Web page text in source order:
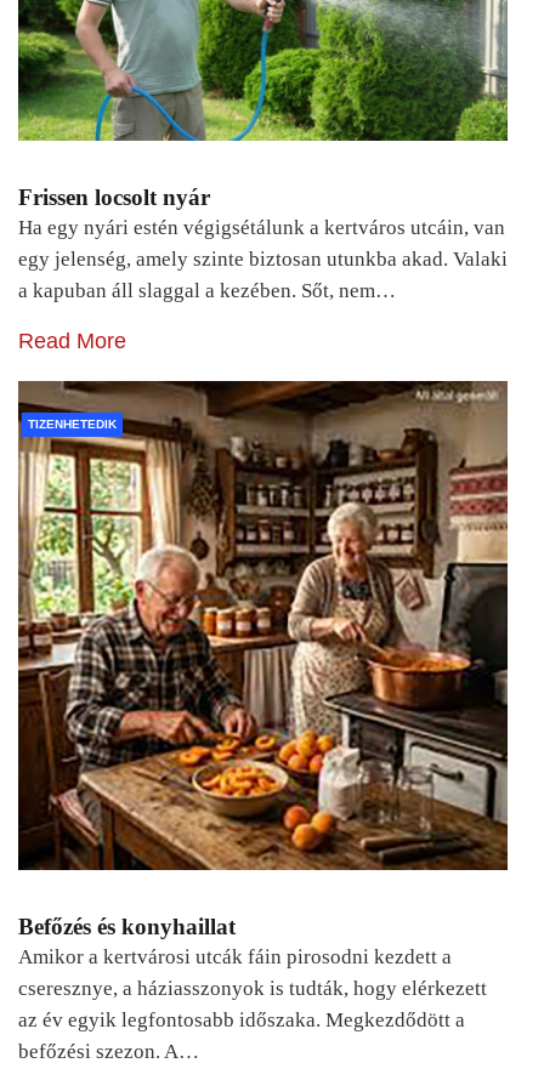
Frissen locsolt nyár
Ha egy nyári estén végigsétálunk a kertváros utcáin, van
egy jelenség, amely szinte biztosan utunkba akad. Valaki
a kapuban áll slaggal a kezében. Sőt, nem…
Read More
TIZENHETEDIK
Befőzés és konyhaillat
Amikor a kertvárosi utcák fáin pirosodni kezdett a
cseresznye, a háziasszonyok is tudták, hogy elérkezett
az év egyik legfontosabb időszaka. Megkezdődött a
befőzési szezon. A…